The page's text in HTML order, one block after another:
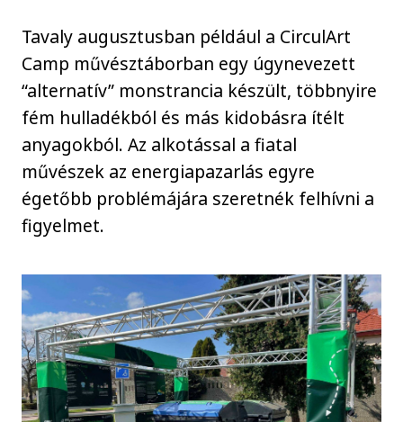
Tavaly augusztusban például a CirculArt
Camp művésztáborban egy úgynevezett
“alternatív” monstrancia készült, többnyire
fém hulladékból és más kidobásra ítélt
anyagokból. Az alkotással a fiatal
művészek az energiapazarlás egyre
égetőbb problémájára szeretnék felhívni a
figyelmet.